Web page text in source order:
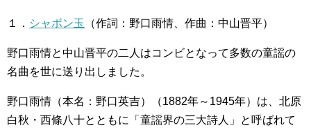
１． シャボン玉 （作詞：野口雨情、作曲：中山晋平）
野口雨情と中山晋平の二人はコンビとなって多数の童謡の
名曲を世に送り出しました。
野口雨情（本名：野口英吉）（1882年～1945年）は、北原
白秋・西條八十とともに「童謡界の三大詩人」と呼ばれて